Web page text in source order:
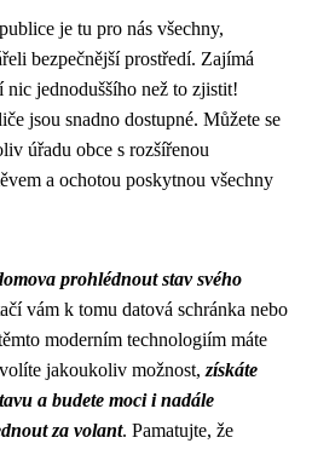
je tu pro nás všechny,
bezpečnější prostředí. Zajímá
jednoduššího než to zjistit!
jsou snadno dostupné. Můžete se
úřadu obce s rozšířenou
a ochotou poskytnou všechny
prohlédnout stav svého
vám k tomu datová schránka nebo
moderním technologiím máte
jakoukoliv možnost, získáte
a budete moci i nadále
za volant. Pamatujte, že